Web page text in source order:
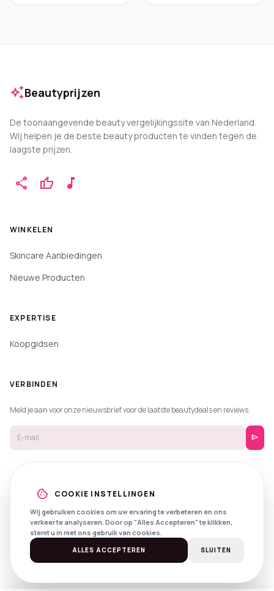
auto_awesomeBeautyprijzen
De toonaangevende beauty vergelijkingssite van Nederland.
Wij helpen je de beste beauty producten te vinden tegen de
laagste prijzen.
share thumb_up music_note
WINKELEN
Skincare Aanbiedingen
Nieuwe Producten
EXPERTISE
Koopgidsen
VERBINDEN
Meld je aan voor onze nieuwsbrief voor de laatste beautydeals en reviews.
send
© 2026 Beautyprijzen.
Created with
byNXS Digital
SpotlightsPrivacyVoorwaarden
cookie COOKIE INSTELLINGEN
Wij gebruiken cookies om uw ervaring te verbeteren en ons
verkeer te analyseren. Door op "Alles Accepteren" te klikken,
stemt u in met ons gebruik van cookies.
ALLES ACCEPTEREN SLUITEN